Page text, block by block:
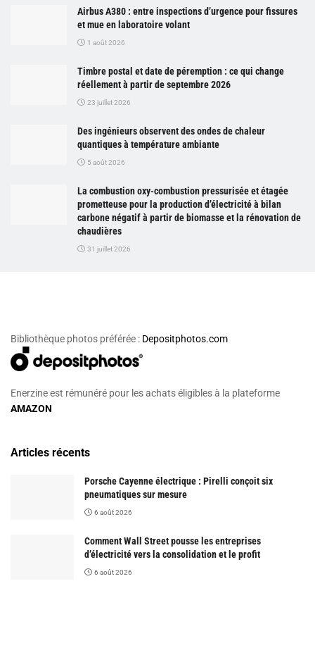
Airbus A380 : entre inspections d’urgence pour fissures
et mue en laboratoire volant
1 août 2026
Timbre postal et date de péremption : ce qui change
réellement à partir de septembre 2026
23 juillet 2026
Des ingénieurs observent des ondes de chaleur
quantiques à température ambiante
5 août 2026
La combustion oxy-combustion pressurisée et étagée
prometteuse pour la production d’électricité à bilan
carbone négatif à partir de biomasse et la rénovation de
chaudières
31 juillet 2026
Bibliothèque photos préférée : Depositphotos.com
Enerzine est rémunéré pour les achats éligibles à la plateforme
AMAZON
Articles récents
Porsche Cayenne électrique : Pirelli conçoit six
pneumatiques sur mesure
6 août 2026
Comment Wall Street pousse les entreprises
d’électricité vers la consolidation et le profit
6 août 2026